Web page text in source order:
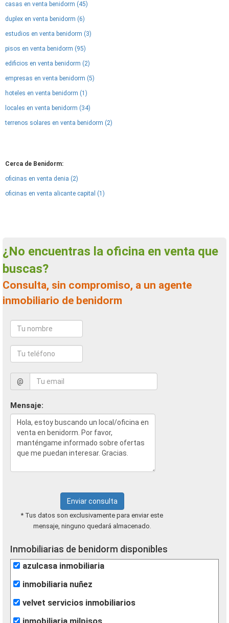
casas en venta benidorm (45)
duplex en venta benidorm (6)
estudios en venta benidorm (3)
pisos en venta benidorm (95)
edificios en venta benidorm (2)
empresas en venta benidorm (5)
hoteles en venta benidorm (1)
locales en venta benidorm (34)
terrenos solares en venta benidorm (2)
Cerca de Benidorm:
oficinas en venta denia (2)
oficinas en venta alicante capital (1)
¿No encuentras la oficina en venta que
buscas?
Consulta, sin compromiso, a un agente
inmobiliario de benidorm
@
Mensaje:
Enviar consulta
* Tus datos son exclusivamente para enviar este
mensaje, ninguno quedará almacenado.
Inmobiliarias de benidorm disponibles
azulcasa inmobiliaria
inmobiliaria nuñez
velvet servicios inmobiliarios